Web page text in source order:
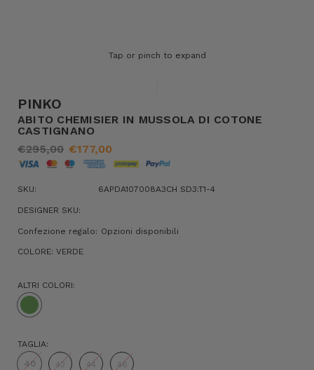
Tap or pinch to expand
PINKO
ABITO CHEMISIER IN MUSSOLA DI COTONE
CASTIGNANO
€295,00 €177,00
SKU: 6APDA107008A3CH SD3:T1-4
DESIGNER SKU:
Confezione regalo: Opzioni disponibili
COLORE: VERDE
ALTRI COLORI:
TAGLIA:
40
42 44 46